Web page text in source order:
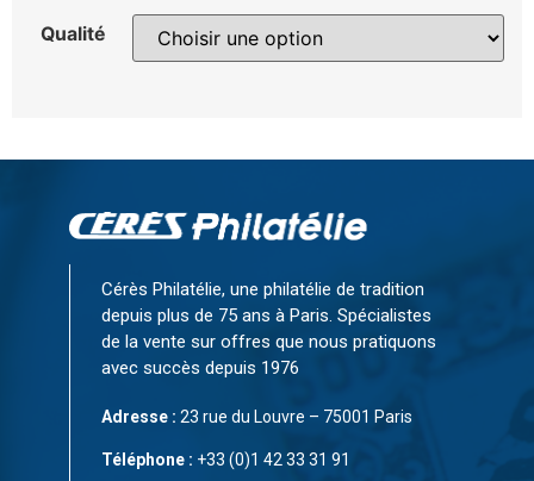
Qualité
Cérès Philatélie, une philatélie de tradition
depuis plus de 75 ans à Paris. Spécialistes
de la vente sur offres que nous pratiquons
avec succès depuis 1976
Adresse : 23 rue du Louvre – 75001 Paris
Téléphone : +33 (0)1 42 33 31 91